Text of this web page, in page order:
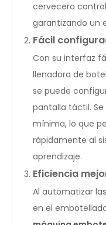
cervecero
garantizando un
Fácil
Con su interfaz
llenadora de
se puede
pantalla táctil.
mínima, lo que
rápidamente al
aprendizaje.
Eficiencia
Al automatizar
en el